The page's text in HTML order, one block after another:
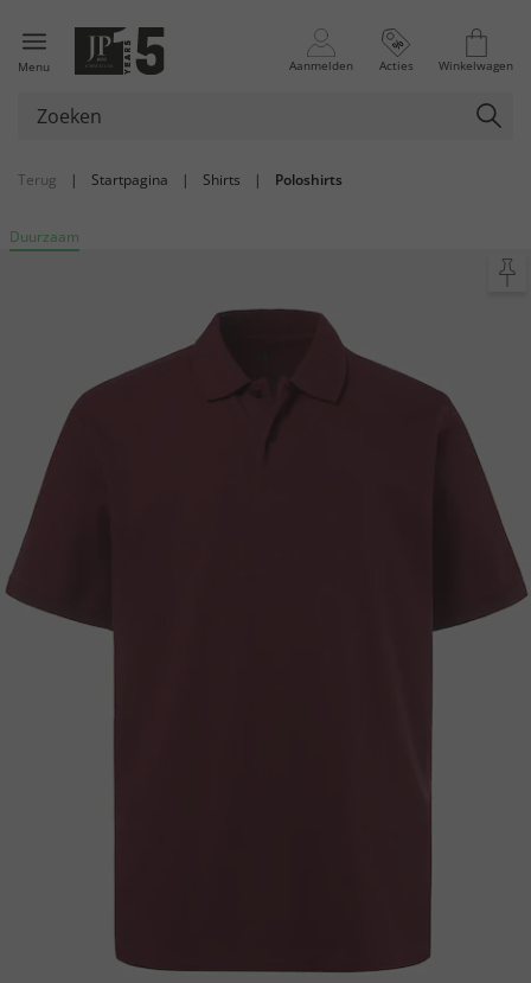
Menu Aanmelden Acties Winkelwagen
Terug | Startpagina | Shirts | Poloshirts
Duurzaam